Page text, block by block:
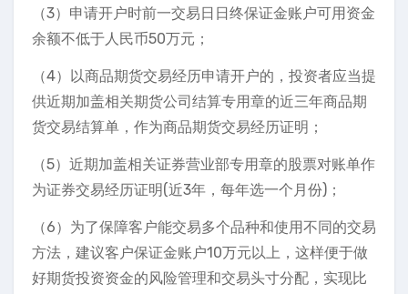
（3）申请开户时前一交易日日终保证金账户可用资金
余额不低于人民币50万元；
（4）以商品期货交易经历申请开户的，投资者应当提
供近期加盖相关期货公司结算专用章的近三年商品期
货交易结算单，作为商品期货交易经历证明；
（5）近期加盖相关证券营业部专用章的股票对账单作
为证券交易经历证明(近3年，每年选一个月份)；
（6）为了保障客户能交易多个品种和使用不同的交易
方法，建议客户保证金账户10万元以上，这样便于做
好期货投资资金的风险管理和交易头寸分配，实现比